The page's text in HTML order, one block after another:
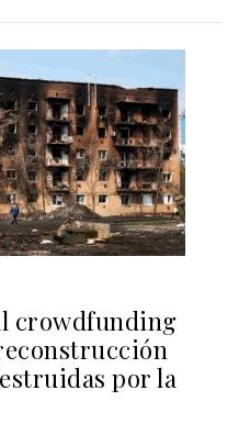
crowdfunding
por la